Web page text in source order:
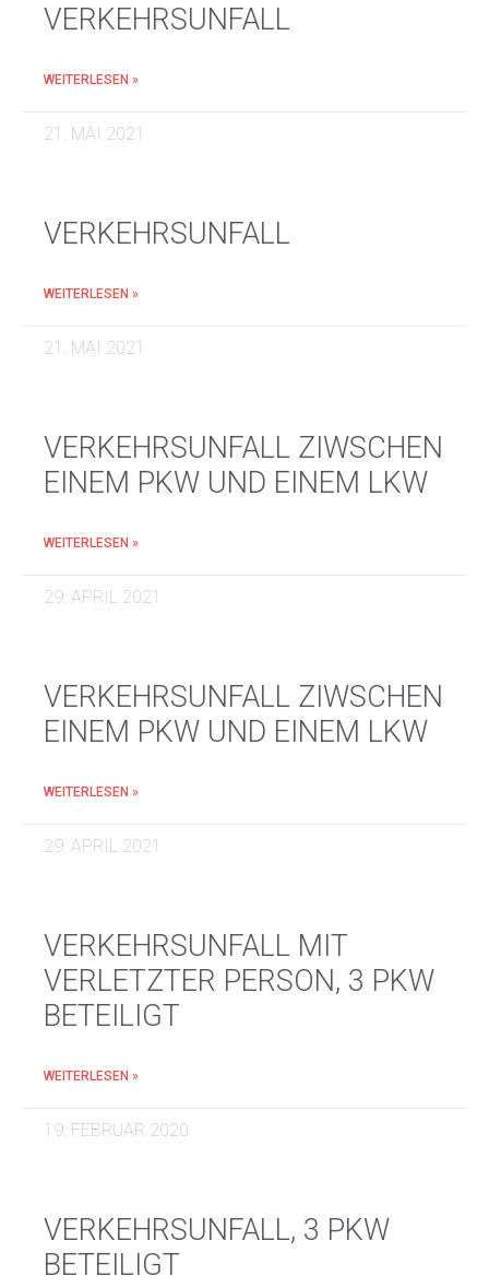
VERKEHRSUNFALL
WEITERLESEN »
21. MAI 2021
VERKEHRSUNFALL
WEITERLESEN »
21. MAI 2021
VERKEHRSUNFALL ZIWSCHEN
EINEM PKW UND EINEM LKW
WEITERLESEN »
29. APRIL 2021
VERKEHRSUNFALL ZIWSCHEN
EINEM PKW UND EINEM LKW
WEITERLESEN »
29. APRIL 2021
VERKEHRSUNFALL MIT
VERLETZTER PERSON, 3 PKW
BETEILIGT
WEITERLESEN »
19. FEBRUAR 2020
VERKEHRSUNFALL, 3 PKW
BETEILIGT